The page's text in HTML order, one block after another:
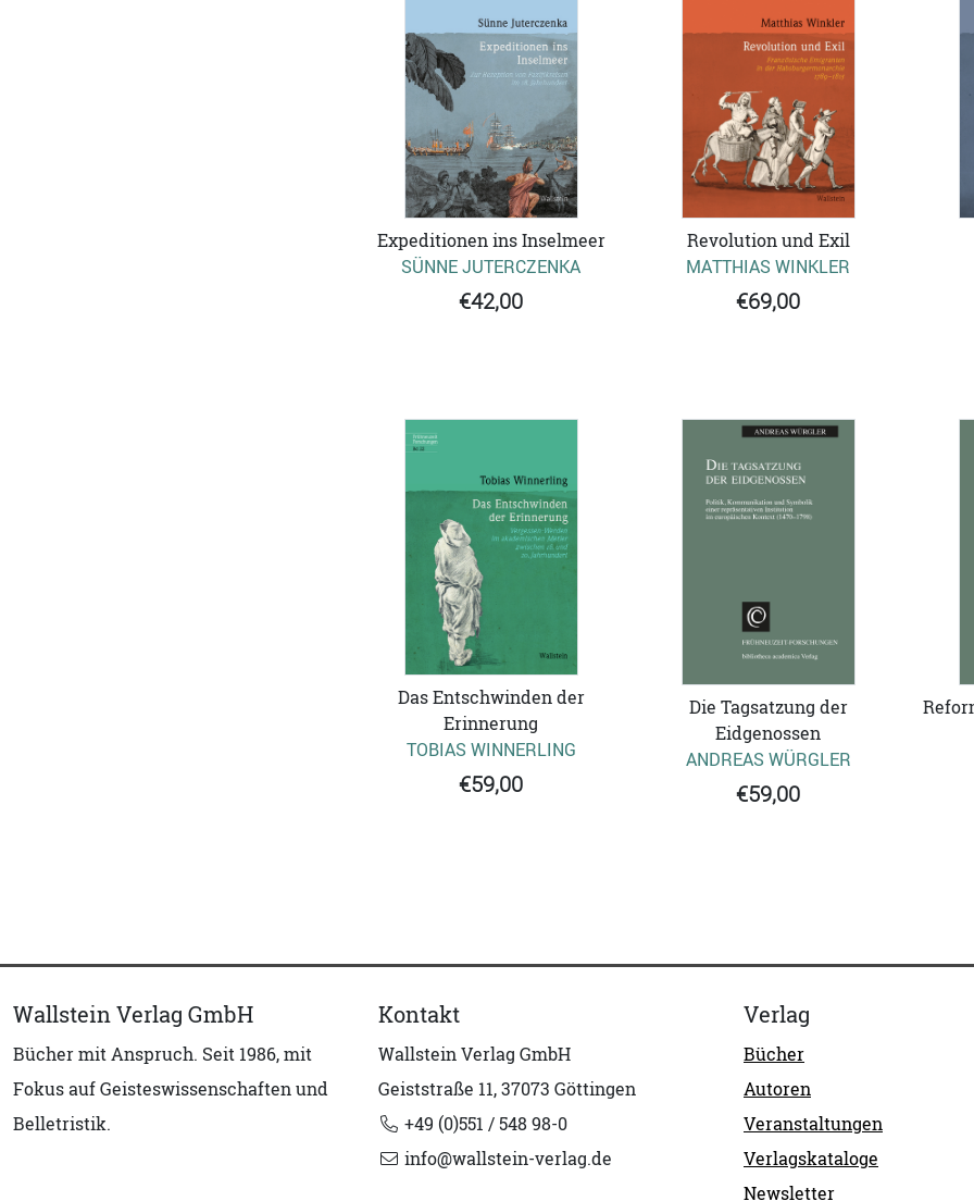
Expeditionen ins Inselmeer
SÜNNE JUTERCZENKA
€42,00
Revolution und Exil
MATTHIAS WINKLER
€69,00
Das Entschwinden der
Erinnerung
TOBIAS WINNERLING
€59,00
Die Tagsatzung der
Eidgenossen
ANDREAS WÜRGLER
€59,00
Wallstein Verlag GmbH
Bücher mit Anspruch. Seit 1986, mit
Fokus auf Geisteswissenschaften und
Belletristik.
Kontakt
Wallstein Verlag GmbH
Geiststraße 11, 37073 Göttingen
+49 (0)551 / 548 98-0
info@wallstein-verlag.de
Verlag
Bücher
Autoren
Veranstaltungen
Verlagskataloge
Newsletter